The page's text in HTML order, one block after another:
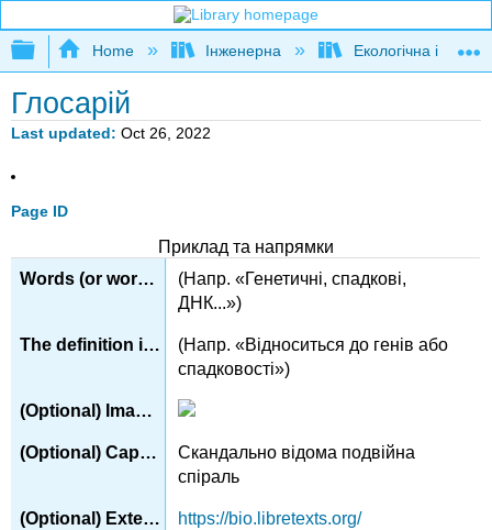
Expand/collapse global hierarchy
Home Інженерна Екологічна
Глосарій
Last updated Oct 26, 2022
Page ID
Приклад та напрямки
(Напр. «Генетичні, спадкові,
ДНК...»)
(Напр. «Відноситься до генів або
спадковості»)
Скандально відома подвійна
спіраль
https://bio.libretexts.org/